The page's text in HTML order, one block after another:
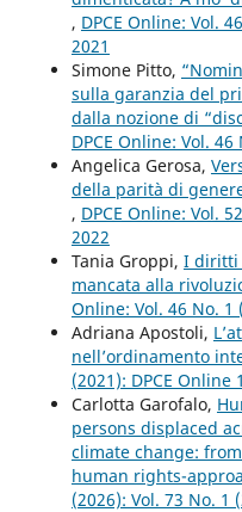
, DPCE Online: Vol.
2021
Simone Pitto,
sulla garanzia del
dalla nozione di
DPCE Online: Vol.
Angelica Gerosa,
della parità di
, DPCE Online: Vol.
2022
Tania Groppi, I diritti
mancata alla
Online: Vol. 46 No. 1
Adriana Apostoli,
nell’ordinamento
(2021): DPCE Online
Carlotta Garofalo,
persons displaced
climate change:
human rights-
(2026): Vol. 73 No. 1